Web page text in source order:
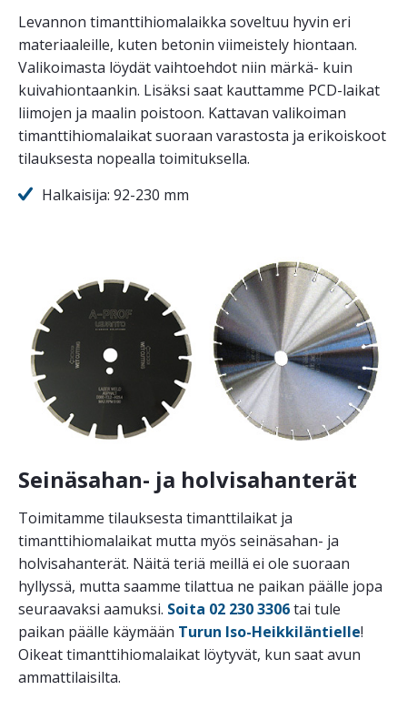
Levannon timanttihiomalaikka soveltuu hyvin eri
materiaaleille, kuten betonin viimeistely hiontaan.
Valikoimasta löydät vaihtoehdot niin märkä- kuin
kuivahiontaankin. Lisäksi saat kauttamme PCD-laikat
liimojen ja maalin poistoon. Kattavan valikoiman
timanttihiomalaikat suoraan varastosta ja erikoiskoot
tilauksesta nopealla toimituksella.
Halkaisija: 92-230 mm
Seinäsahan- ja holvisahanterät
Toimitamme tilauksesta timanttilaikat ja
timanttihiomalaikat mutta myös seinäsahan- ja
holvisahanterät. Näitä teriä meillä ei ole suoraan
hyllyssä, mutta saamme tilattua ne paikan päälle jopa
seuraavaksi aamuksi. Soita 02 230 3306tai tule
paikan päälle käymään Turun Iso-Heikkiläntielle!
Oikeat timanttihiomalaikat löytyvät, kun saat avun
ammattilaisilta.